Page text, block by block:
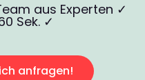
aus Experten ✓
Sek. ✓
anfragen!